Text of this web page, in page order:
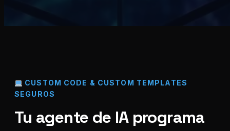
CUSTOM CODE & CUSTOM TEMPLATES
SEGUROS
Tu agente de IA programa